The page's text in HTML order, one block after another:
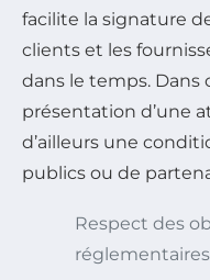
facilite la signature
clients et les
dans le temps. Dans
présentation d’une
d’ailleurs une
publics ou de
Respect des